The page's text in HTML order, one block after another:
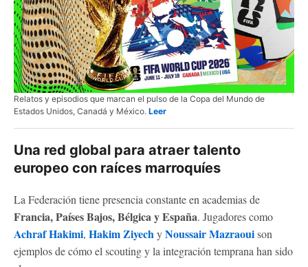
Relatos y episodios que marcan el pulso de la Copa del Mundo de
Estados Unidos, Canadá y México. Leer
Una red global para atraer talento
europeo con raíces marroquíes
La Federación tiene presencia constante en academias de
Francia, Países Bajos, Bélgica y España. Jugadores como
Achraf Hakimi, Hakim ZiyechyNoussair Mazraouison
ejemplos de cómo el scouting y la integración temprana han sido